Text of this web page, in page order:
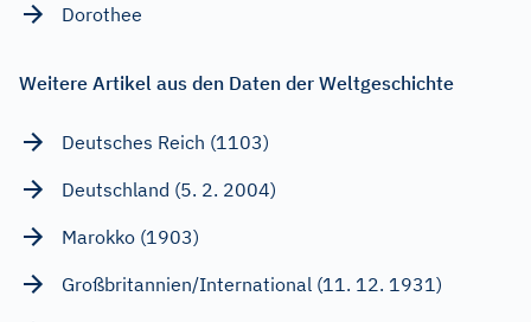
Dorothee
Weitere Artikel aus den Daten der Weltgeschichte
Deutsches Reich (1103)
Deutschland (5. 2. 2004)
Marokko (1903)
Großbritannien/International (11. 12. 1931)